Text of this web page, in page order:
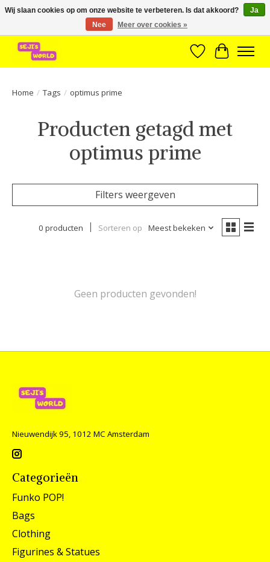
Brede assortiment direct leverbaar uit voorraad!
Verlanglijst
Home / Tags / optimus prime
Producten getagd met
optimus prime
Filters weergeven
0 producten Sorteren op Meest bekeken
Geen producten gevonden!
Nieuwendijk 95, 1012 MC Amsterdam
Categorieën
Funko POP!
Bags
Clothing
Figurines & Statues
Wij slaan cookies op om onze website te verbeteren. Is dat akkoord?
Ja
Nee
Meer over cookies »